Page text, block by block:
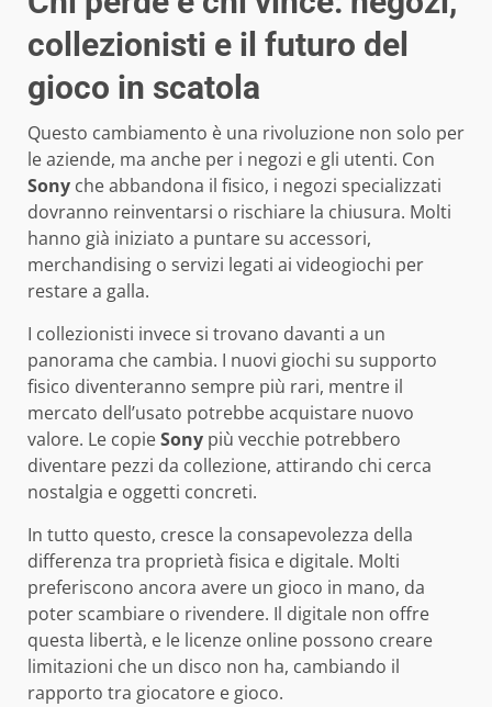
collezionisti e il futuro del
gioco in scatola
Questo cambiamento è una rivoluzione non solo per
le aziende, ma anche per i negozi e gli utenti. Con
Sony che abbandona il fisico, i negozi specializzati
dovranno reinventarsi o rischiare la chiusura. Molti
hanno già iniziato a puntare su accessori,
merchandising o servizi legati ai videogiochi per
restare a galla.
I collezionisti invece si trovano davanti a un
panorama che cambia. I nuovi giochi su supporto
fisico diventeranno sempre più rari, mentre il
mercato dell’usato potrebbe acquistare nuovo
valore. Le copieSony più vecchie potrebbero
diventare pezzi da collezione, attirando chi cerca
nostalgia e oggetti concreti.
In tutto questo, cresce la consapevolezza della
differenza tra proprietà fisica e digitale. Molti
preferiscono ancora avere un gioco in mano, da
poter scambiare o rivendere. Il digitale non offre
questa libertà, e le licenze online possono creare
limitazioni che un disco non ha, cambiando il
rapporto tra giocatore e gioco.